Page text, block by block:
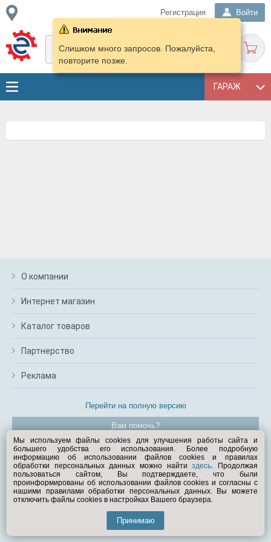
Регистрация Войти
ГАРАЖ
Слишком много запросов. Пожалуйста,
повторите позже.
О компании
Интернет магазин
Каталог товаров
Партнерство
Реклама
Перейти на полную версию
Вам помочь?
© Exist.ru 1998—2026
Мы используем файлы cookies для улучшения работы сайта и
большего удобства его использования. Более подробную
информацию об использовании файлов cookies и правилах
обработки персональных данных можно найтиздесь. Продолжая
пользоваться сайтом, Вы подтверждаете, что были
проинформированы об использовании файлов cookies и согласны с
нашими правилами обработки персональных данных. Вы можете
отключить файлы cookies в настройках Вашего браузера.
Принимаю